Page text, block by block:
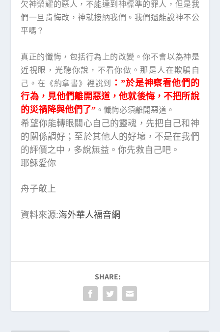
欠神榮耀的惡人，不能達到神標準的罪人，但是我
們一旦肯悔改，神就接納我們。我們還能說神不公
平嗎？
真正的懺悔，包括行為上的改變。你不會以為神是
近視眼，光聽你說，不看你做。那是人在欺騙自
己。在《約拿書》裡說到
：”於是神察看他們的
行為，見他們離開惡道，他就後悔，不把所說
的災禍降與他們了” 。懺悔必須離開惡道。
希望你能轉眼關心自己的靈魂，先把自己和神
的關係調好；至於其他人的好壞，不是在我們
的評價之中，多說無益。你先救自己吧。
耶穌愛你
舟子敬上
資料來源:海外華人福音網
SHARE: